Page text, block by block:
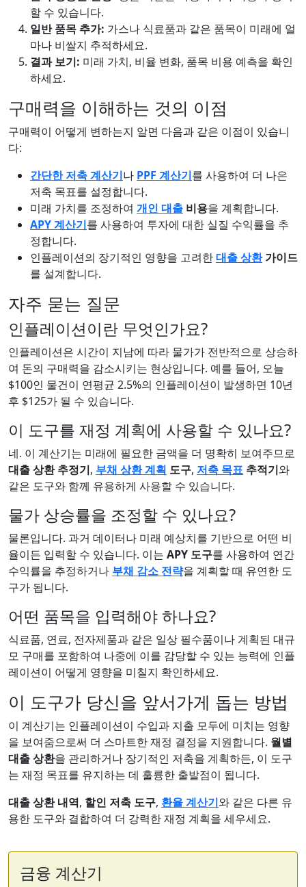
할 수 있습니다.
일반 품목 추가: 가스나 식료품과 같은 품목이 미래에 얼
마나 비쌀지 추적하세요.
결과 보기: 미래 가치, 비율 변화, 품목 비용 예측을 확인
하세요.
구매력을 이해하는 것의 이점
구매력이 어떻게 변하는지 알면 다음과 같은 이점이 있습니
다:
간단한 저축 계산기나 PPF 계산기를 사용하여 더 나은
저축 목표를 설정합니다.
미래 가치를 조정하여 개인 대출 비용을 계획합니다.
APY 계산기를 사용하여 투자에 대한 실질 수익률을 추
정합니다.
인플레이션의 장기적인 영향을 고려한대출 상환가이드
를 설계합니다.
자주 묻는 질문
인플레이션이란 무엇인가요?
인플레이션은 시간이 지남에 따라 물가가 전반적으로 상승하
여 돈의 구매력을 감소시키는 현상입니다. 예를 들어, 오늘
$100인 물건이 연평균 2.5%의 인플레이션이 발생하면 10년
후 $125가 될 수 있습니다.
이 도구를 재정 계획에 사용할 수 있나요?
네. 이 계산기는 미래에 필요한 금액을 더 명확히 보여주므로
대출 상환 추정기, 부채 상환 계획 도구, 저축 목표 추적기와
같은 도구와 함께 유용하게 사용할 수 있습니다.
물가 상승률을 조정할 수 있나요?
물론입니다. 과거 데이터나 미래 예상치를 기반으로 어떤 비
율이든 입력할 수 있습니다. 이는 APY 도구를 사용하여 연간
수익률을 추정하거나 부채 감소 전략을 계획할 때 유연한 도
구가 됩니다.
어떤 품목을 입력해야 하나요?
식료품, 연료, 전자제품과 같은 일상 필수품이나 계획된 대규
모 구매를 포함하여 나중에 이를 감당할 수 있는 능력에 인플
레이션이 어떻게 영향을 미칠지 확인하세요.
이 도구가 당신을 앞서가게 돕는 방법
이 계산기는 인플레이션이 수입과 지출 모두에 미치는 영향
을 보여줌으로써 더 스마트한 재정 결정을 지원합니다. 월별
대출 상환을 관리하거나 장기적인 저축을 계획하든, 이 도구
는 재정 목표를 유지하는 데 훌륭한 출발점이 됩니다.
대출 상환 내역, 할인 저축 도구, 환율 계산기와 같은 다른 유
용한 도구와 결합하여 더 강력한 재정 계획을 세우세요.
금융 계산기